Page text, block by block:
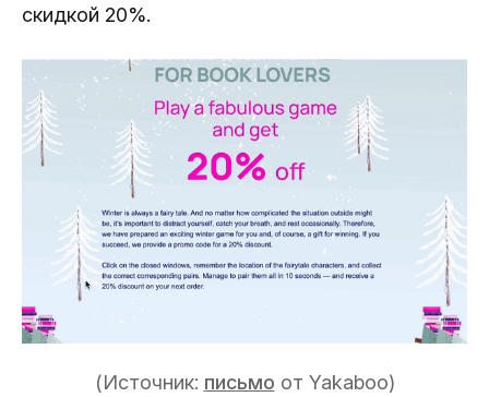
скидкой 20%.
(Источник: письмо от Yakaboo)